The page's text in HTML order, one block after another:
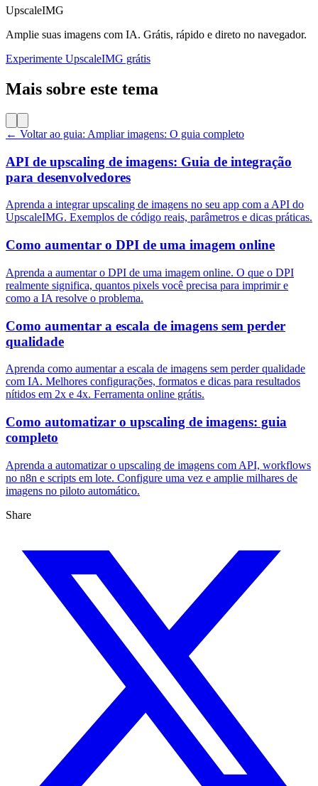
UpscaleIMG
Amplie suas imagens com IA. Grátis, rápido e direto no navegador.
Experimente UpscaleIMG grátis
Mais sobre este tema
← Voltar ao guia: Ampliar imagens: O guia completo
API de upscaling de imagens: Guia de integração
para desenvolvedores
Aprenda a integrar upscaling de imagens no seu app com a API do
UpscaleIMG. Exemplos de código reais, parâmetros e dicas práticas.
Como aumentar o DPI de uma imagem online
Aprenda a aumentar o DPI de uma imagem online. O que o DPI
realmente significa, quantos pixels você precisa para imprimir e
como a IA resolve o problema.
Como aumentar a escala de imagens sem perder
qualidade
Aprenda como aumentar a escala de imagens sem perder qualidade
com IA. Melhores configurações, formatos e dicas para resultados
nítidos em 2x e 4x. Ferramenta online grátis.
Como automatizar o upscaling de imagens: guia
completo
Aprenda a automatizar o upscaling de imagens com API, workflows
no n8n e scripts em lote. Configure uma vez e amplie milhares de
imagens no piloto automático.
Share